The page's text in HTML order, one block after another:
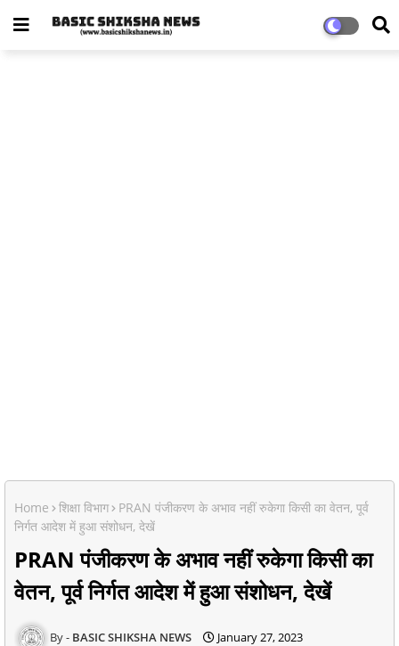
Home शिक्षा विभाग
PRAN पंजीकरण के अभाव नहीं रुकेगा किसी का वेतन, पूर्व
निर्गत आदेश में हुआ संशोधन, देखें
PRAN पंजीकरण के अभाव नहीं रुकेगा किसी का
वेतन, पूर्व निर्गत आदेश में हुआ संशोधन, देखें
BASIC SHIKSHA NEWS January 27, 2023